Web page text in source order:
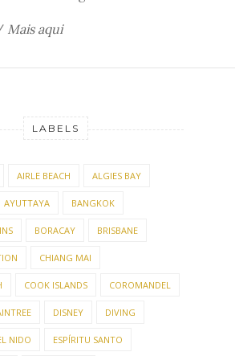
Mais aqui
LABELS
AIRLE BEACH ALGIES BAY
AYUTTAYA BANGKOK
BORACAY BRISBANE
CHIANG MAI
COOK ISLANDS COROMANDEL
DISNEY DIVING
NIDO ESPÍRITU SANTO